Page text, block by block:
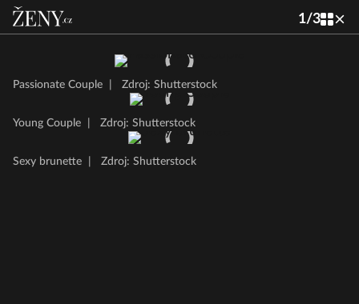
1/3
Passionate Couple Zdroj: Shutterstock
Young Couple Zdroj: Shutterstock
Sexy brunette Zdroj: Shutterstock